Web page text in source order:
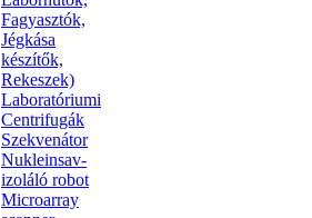
Fagyasztók,
Jégkása
készítők,
Rekeszek)
Laboratóriumi
Centrifugák
Szekvenátor
Nukleinsav-
izoláló robot
Microarray